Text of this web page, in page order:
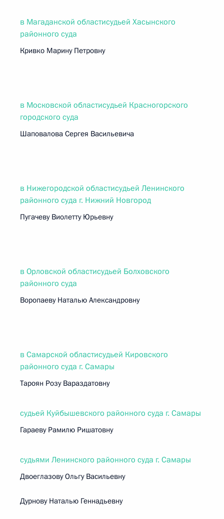
в Магаданской областисудьей Хасынского
районного суда
Кривко Марину Петровну
в Московской областисудьей Красногорского
городского суда
Шаповалова Сергея Васильевича
в Нижегородской областисудьей Ленинского
районного суда г. Нижний Новгород
Пугачеву Виолетту Юрьевну
в Орловской областисудьей Болховского
районного суда
Воропаеву Наталью Александровну
в Самарской областисудьей Кировского
районного суда г. Самары
Тароян Розу Вараздатовну
судьей Куйбышевского районного суда г. Самары
Гараеву Рамилю Ришатовну
судьями Ленинского районного суда г. Самары
Двоеглазову Ольгу Васильевну
Дурнову Наталью Геннадьевну